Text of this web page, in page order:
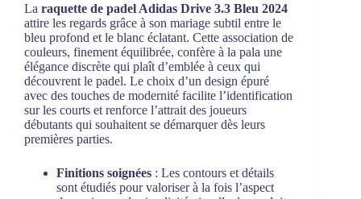
La raquette de padel Adidas Drive 3.3 Bleu 2024
attire les regards grâce à son mariage subtil entre le
bleu profond et le blanc éclatant. Cette association de
couleurs, finement équilibrée, confère à la pala une
élégance discrète qui plaît d’emblée à ceux qui
découvrent le padel. Le choix d’un design épuré
avec des touches de modernité facilite l’identification
sur les courts et renforce l’attrait des joueurs
débutants qui souhaitent se démarquer dès leurs
premières parties.
Finitions soignées : Les contours et détails
sont étudiés pour valoriser à la fois l’aspect